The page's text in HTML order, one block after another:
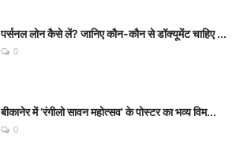
पर्सनल लोन कैसे लें? जानिए कौन-कौन से डॉक्यूमेंट चाहिए ...
0
बीकानेर में ‘रंगीलो सावन महोत्सव’ के पोस्टर का भव्य विम...
0